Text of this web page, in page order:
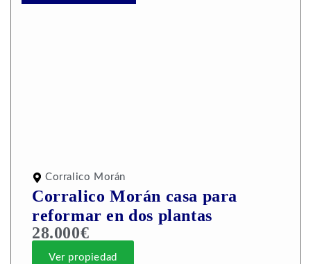
Corralico Morán
Corralico Morán casa para
reformar en dos plantas
28.000€
Ver propiedad